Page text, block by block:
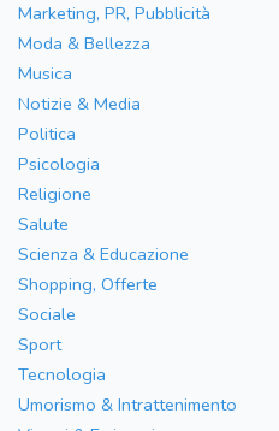
Marketing, PR, Pubblicità
Moda & Bellezza
Musica
Notizie & Media
Politica
Psicologia
Religione
Salute
Scienza & Educazione
Shopping, Offerte
Sociale
Sport
Tecnologia
Umorismo & Intrattenimento